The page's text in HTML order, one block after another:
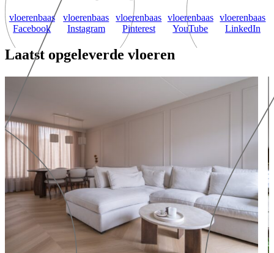
vloerenbaas
Facebook
vloerenbaas
Instagram
vloerenbaas
Pinterest
vloerenbaas
YouTube
vloerenbaas
LinkedIn
Laatst opgeleverde vloeren